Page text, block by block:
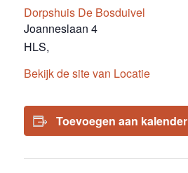
Dorpshuis De Bosduivel
Joanneslaan 4
HLS,
Bekijk de site van Locatie
Toevoegen aan kalender